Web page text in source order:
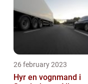
26 february 2023
Hyr en vognmand i